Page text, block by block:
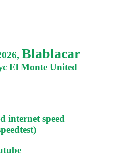
Blablacar
El Monte United
internet speed